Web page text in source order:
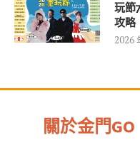
玩節
攻略
2026
關於金門GO